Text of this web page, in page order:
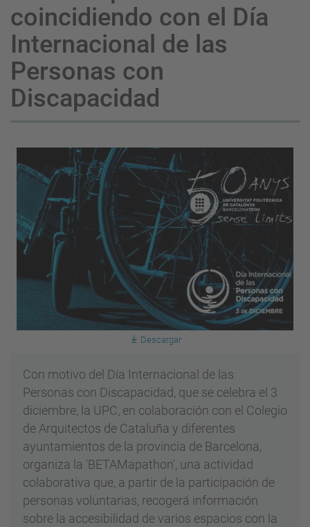
coincidiendo con el Día
Internacional de las
Personas con
Discapacidad
Descargar
Con motivo del Día Internacional de las
Personas con Discapacidad, que se celebra el 3
diciembre, la UPC, en colaboración con el Colegio
de Arquitectos de Cataluña y diferentes
ayuntamientos de la provincia de Barcelona,
organiza la 'BETAMapathon', una actividad
colaborativa que, a partir de la participación de
personas voluntarias, recogerá información
sobre la accesibilidad de varios espacios con la